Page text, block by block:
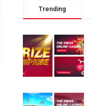
Trending